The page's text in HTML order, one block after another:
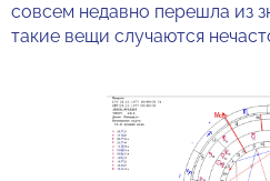
совсем недавно перешла из
такие вещи случаются